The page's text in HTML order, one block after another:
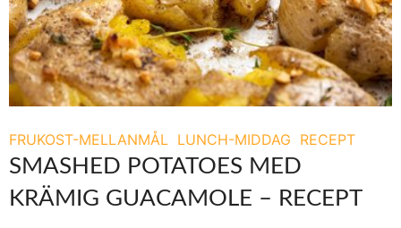
FRUKOST-MELLANMÅL LUNCH-MIDDAG RECEPT
SMASHED POTATOES MED
KRÄMIG GUACAMOLE – RECEPT